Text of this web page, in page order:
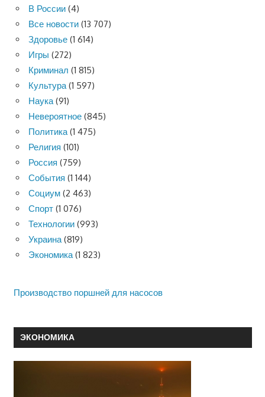
В России (4)
Все новости (13 707)
Здоровье (1 614)
Игры (272)
Криминал (1 815)
Культура(1 597)
Наука(91)
Невероятное (845)
Политика(1 475)
Религия (101)
Россия (759)
События (1 144)
Социум (2 463)
Спорт (1 076)
Технологии (993)
Украина(819)
Экономика(1 823)
Производство поршней для насосов
ЭКОНОМИКА